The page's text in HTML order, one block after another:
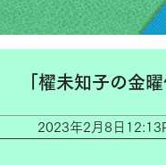
「櫂未知子の金
2023年2月8日